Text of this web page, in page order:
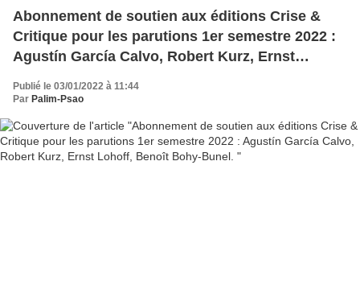
Abonnement de soutien aux éditions Crise &
Critique pour les parutions 1er semestre 2022 :
Agustín García Calvo, Robert Kurz, Ernst
Publié le 03/01/2022 à 11:44
Par Palim-Psao